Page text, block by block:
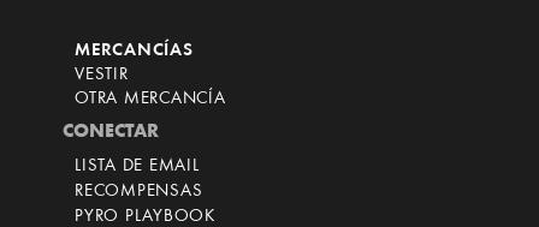
MERCANCÍAS
VESTIR
OTRA MERCANCÍA
CONECTAR
LISTA DE EMAIL
RECOMPENSAS
PYRO PLAYBOOK